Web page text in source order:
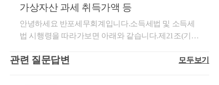
적 지출액(수리비 등)이나 양도비용(중개수수료,
세무사 수수료)등은 공제 받을 수 없습니다.
대체로, 피상속인께서 미혼으로서 사망하게 되었고,
다른 친척들도 없을 때, 본인을 간호했던 자 혹은 사실
혼 관계 등으로 함께 생계를 유지한 자가 특별연고자
별연고자로서 상속재산의 전부 또는 일부를 받는 자들
는지 정확하게 추적하기가 쉽지 않습니다.따라서,보충
적 평가방법인 시가표준액으로 신고를 하게 됩니다.다
른 부동산은 실제가격을 기준으로 재산평가를 하고,
세를 추징하는 경우가 많은데, 골프회원권은 왜 다르
들어간 비용에 한하여 광범위하게 적용됩니다.원재료
비, 노무비, 운임, 하역비, 보험료, 수수료, 공과금 등을
포함하며건설비용 이외에도자산의 취득과 관련하여
함되어 계산하게 됩니다.문제는 공사비에 대한 입증이
안되는 경우가 많다는건데요.공사비를 줄이고자 현금
야 할 경우 양도가액 및 취득가액은 실지거래가액에
산의 취득가액은 상속개시일 현재「상속세 및 증여세
법」 제60조내지 제66조의 규정에 의하여 평가한 가액
것입니다.이에 ' 시가' 란「상속세 및 증여세법시행
가상자산 과세 취득가액 등
안녕하세요 반포세무회계입니다.​소득세법 및 소득세
법 시행령을 따라가보면 아래와 같습니다.​제21조(기타
ㆍ근로소득ㆍ연금소득ㆍ퇴직소득 및 양도소득 외의
관련 질문답변 모두보기